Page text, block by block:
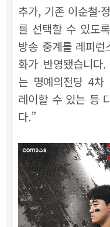
추가, 기존 이순철·
를 선택할 수 있도
방송 중계를 레퍼
화가 반영됐습니다
는 명예의전당 4차
레이할 수 있는 등
다.”